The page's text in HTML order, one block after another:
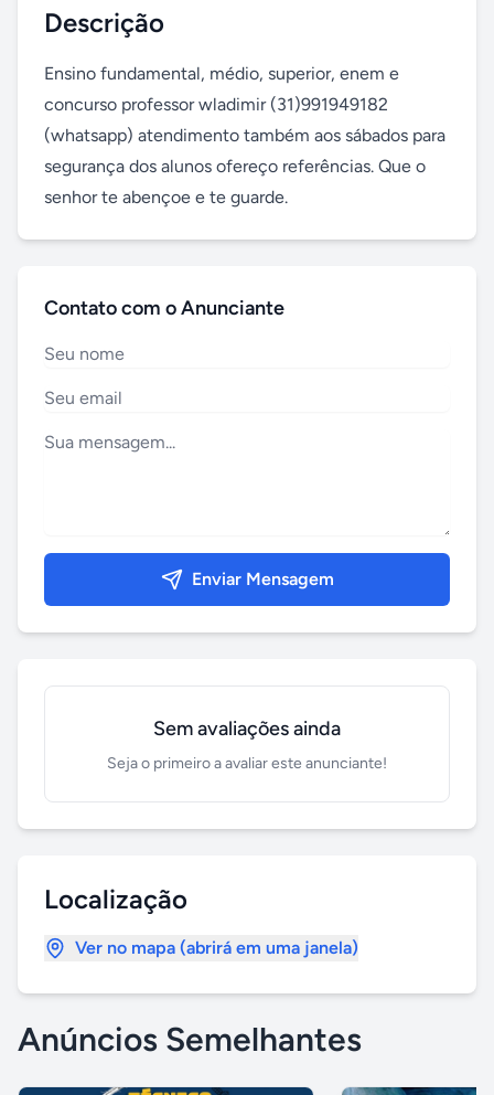
Descrição
Ensino fundamental, médio, superior, enem e
concurso professor wladimir (31)991949182
(whatsapp) atendimento também aos sábados para
segurança dos alunos ofereço referências. Que o
senhor te abençoe e te guarde.
Contato com o Anunciante
Enviar Mensagem
Sem avaliações ainda
Seja o primeiro a avaliar este anunciante!
Localização
Ver no mapa (abrirá em uma janela)
Anúncios Semelhantes